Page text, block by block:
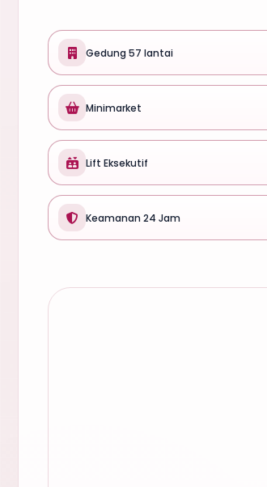
Gedung 57 lantai
Minimarket
Lift Eksekutif
Keamanan 24 Jam